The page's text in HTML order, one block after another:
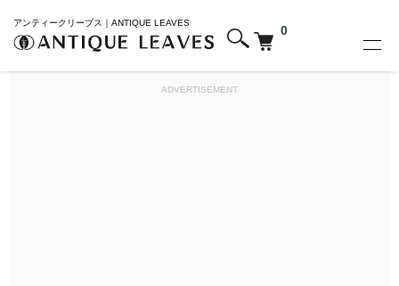
アンティークリーブス｜ANTIQUE LEAVES
0
ADVERTISEMENT